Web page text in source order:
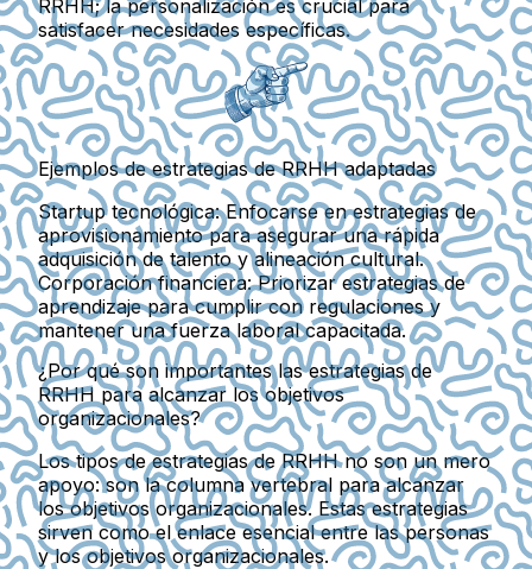
RRHH; la personalización es crucial para
satisfacer necesidades específicas.
Ejemplos de estrategias de RRHH adaptadas
Startup tecnológica:Enfocarse en estrategias de
aprovisionamiento para asegurar una rápida
adquisición de talento y alineación cultural.
Corporación financiera:Priorizar estrategias de
aprendizaje para cumplir con regulaciones y
mantener una fuerza laboral capacitada.
¿Por qué son importantes las estrategias de
RRHH para alcanzar los objetivos
organizacionales?
Los tipos de estrategias de RRHH no son un mero
apoyo: son la columna vertebral para alcanzar
los objetivos organizacionales. Estas estrategias
sirven como el enlace esencial entre las personas
y los objetivos organizacionales.